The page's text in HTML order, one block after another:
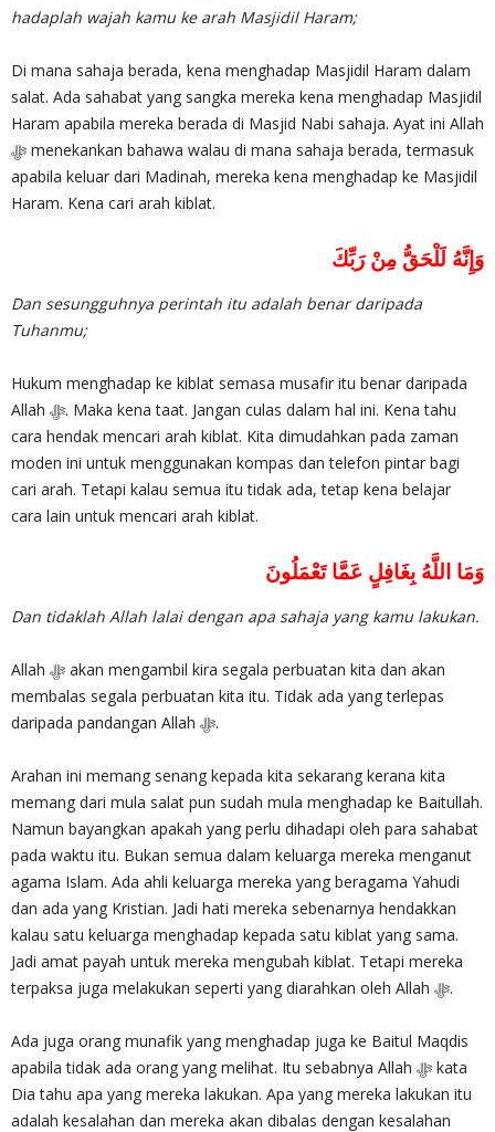
hadaplah wajah kamu ke arah Masjidil Haram;
Di mana sahaja berada, kena menghadap Masjidil Haram dalam
salat. Ada sahabat yang sangka mereka kena menghadap Masjidil
Haram apabila mereka berada di Masjid Nabi sahaja. Ayat ini Allah
apabila keluar dari Madinah, mereka kena menghadap ke Masjidil
Haram. Kena cari arah kiblat.
وَإِنَّهُ لَلْحَقُّ مِنْ رَبِّكَ
Dan sesungguhnya perintah itu adalah benar daripada
Tuhanmu;
Hukum menghadap ke kiblat semasa musafir itu benar daripada
Allah ‎ﷻ. Maka kena taat. Jangan culas dalam hal ini. Kena tahu
cara hendak mencari arah kiblat. Kita dimudahkan pada zaman
moden ini untuk menggunakan kompas dan telefon pintar bagi
cari arah. Tetapi kalau semua itu tidak ada, tetap kena belajar
cara lain untuk mencari arah kiblat.
وَمَا اللَّهُ بِغَافِلٍ عَمَّا تَعْمَلُونَ
Dan tidaklah Allah lalai dengan apa sahaja yang kamu lakukan.
Allah ‎ﷻ akan mengambil kira segala perbuatan kita dan akan
membalas segala perbuatan kita itu. Tidak ada yang terlepas
daripada pandangan Allah ‎ﷻ.
Arahan ini memang senang kepada kita sekarang kerana kita
memang dari mula salat pun sudah mula menghadap ke Baitullah.
Namun bayangkan apakah yang perlu dihadapi oleh para sahabat
pada waktu itu. Bukan semua dalam keluarga mereka menganut
agama Islam. Ada ahli keluarga mereka yang beragama Yahudi
dan ada yang Kristian. Jadi hati mereka sebenarnya hendakkan
kalau satu keluarga menghadap kepada satu kiblat yang sama.
Jadi amat payah untuk mereka mengubah kiblat. Tetapi mereka
terpaksa juga melakukan seperti yang diarahkan oleh Allah ‎ﷻ.
Ada juga orang munafik yang menghadap juga ke Baitul Maqdis
apabila tidak ada orang yang melihat. Itu sebabnya Allah ‎ﷻ kata
Dia tahu apa yang mereka lakukan. Apa yang mereka lakukan itu
adalah kesalahan dan mereka akan dibalas dengan kesalahan